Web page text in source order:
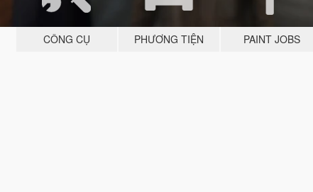
CÔNG CỤ PHƯƠNG TIỆN PAINT JOBS